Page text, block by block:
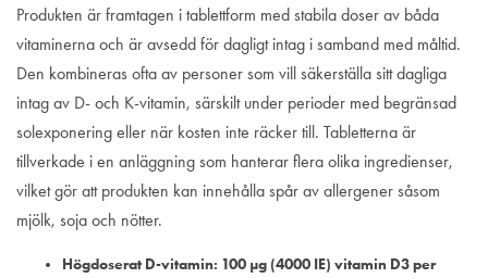
Produkten är framtagen i tablettform med stabila doser av båda
vitaminerna och är avsedd för dagligt intag i samband med måltid.
Den kombineras ofta av personer som vill säkerställa sitt dagliga
intag av D- och K-vitamin, särskilt under perioder med begränsad
solexponering eller när kosten inte räcker till. Tabletterna är
tillverkade i en anläggning som hanterar flera olika ingredienser,
vilket gör att produkten kan innehålla spår av allergener såsom
mjölk, soja och nötter.
Högdoserat D-vitamin: 100 µg (4000 IE) vitamin D3 per